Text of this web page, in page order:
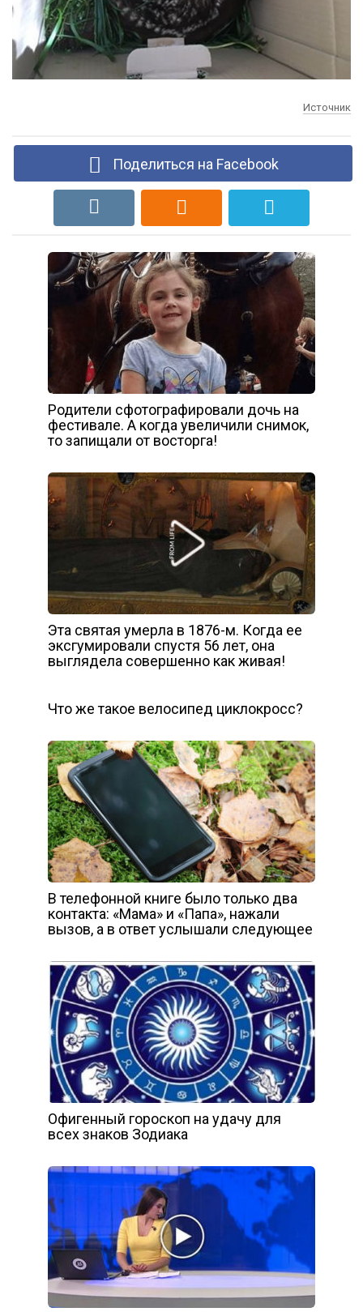
Источник
Поделиться на Facebook
Родители сфотографировали дочь на
фестивале. А когда увеличили снимок,
то запищали от восторга!
Эта святая умерла в 1876-м. Когда ее
эксгумировали спустя 56 лет, она
выглядела совершенно как живая!
Что же такое велосипед циклокросс?
В телефонной книге было только два
контакта: «Мама» и «Папа», нажали
вызов, а в ответ услышали следующее
Офигенный гороскоп на удачу для
всех знаков Зодиака